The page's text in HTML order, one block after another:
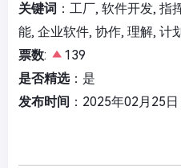
关键词 ：工厂, 软件开发, 指
能, 企业软件, 协作, 理解, 计
票数:
139
是否精选：是
发布时间 ：2025年02月25